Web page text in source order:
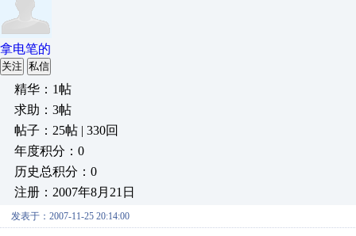
拿电笔的
关注 私信
精华：1帖
求助：3帖
帖子：25帖 | 330回
年度积分：0
历史总积分：0
注册：2007年8月21日
发表于：2007-11-25 20:14:00